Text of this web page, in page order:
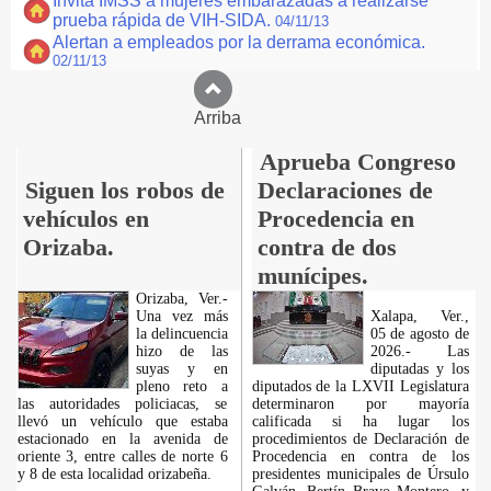
prueba rápida de VIH-SIDA. 04/11/13
Alertan a empleados por la derrama económica.
02/11/13
Arriba
Siguen los robos de
vehículos en
Orizaba.
Aprueba Congreso
Declaraciones de
Procedencia en
contra de dos
munícipes.
Orizaba, Ver.-
Una vez más
la delincuencia
hizo de las
suyas y en
pleno reto a
las autoridades policiacas, se
llevó un vehículo que estaba
estacionado en la avenida de
oriente 3, entre calles de norte 6
y 8 de esta localidad orizabeña.
Xalapa, Ver.,
05 de agosto de
2026.- Las
diputadas y los
diputados de la LXVII Legislatura
determinaron por mayoría
calificada si ha lugar los
procedimientos de Declaración de
Procedencia en contra de los
presidentes municipales de Úrsulo